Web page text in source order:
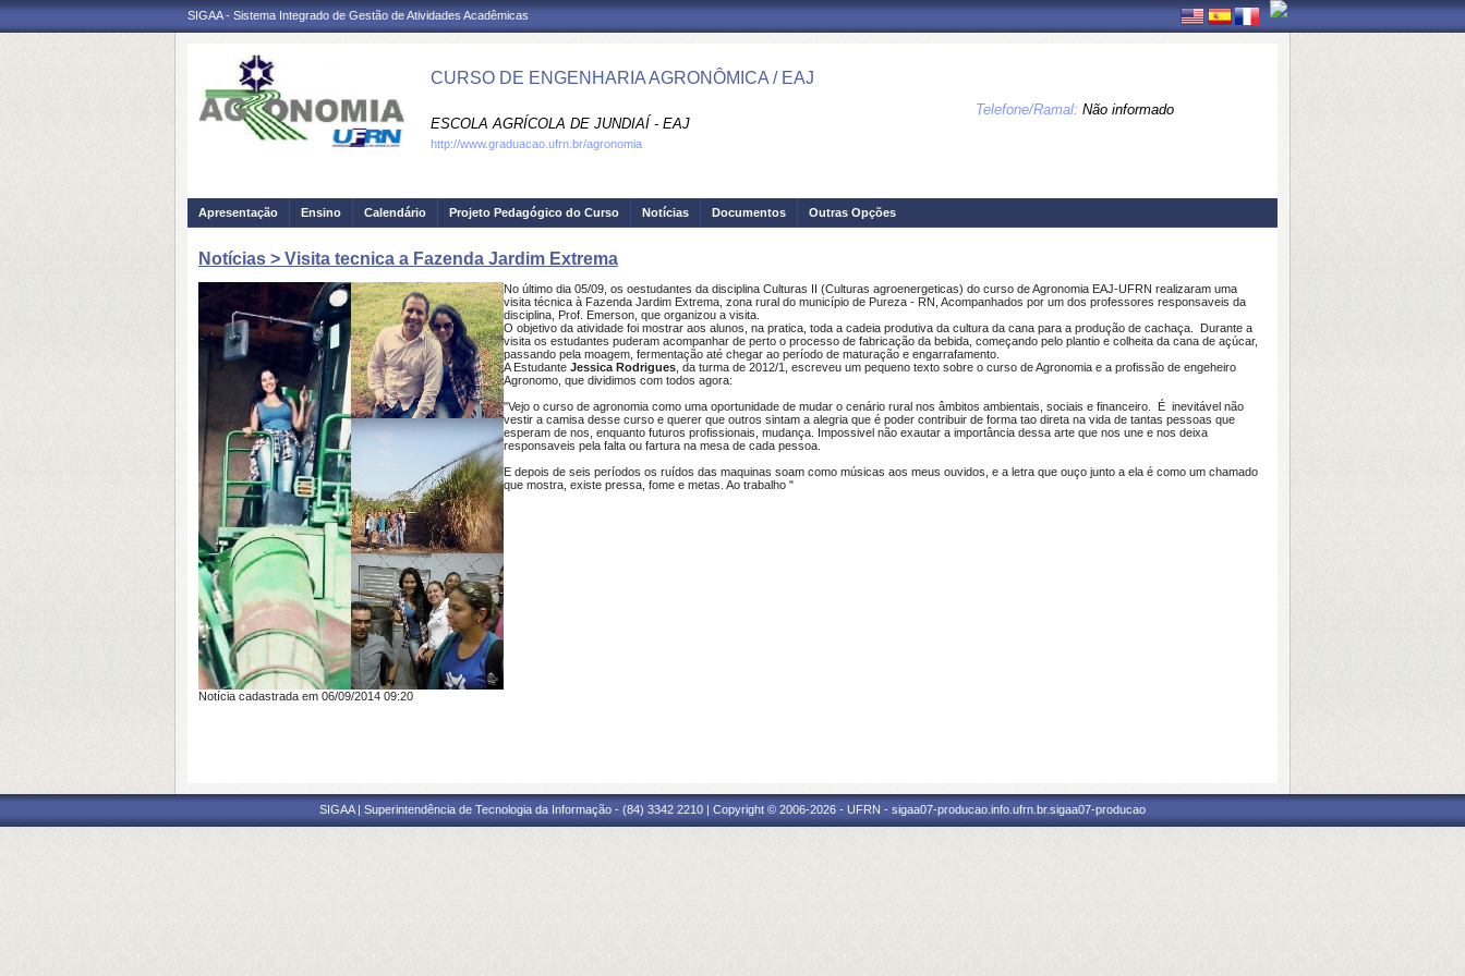
SIGAA - Sistema Integrado de Gestão de Atividades Acadêmicas
CURSO DE ENGENHARIA AGRONÔMICA / EAJ
ESCOLA AGRÍCOLA DE JUNDIAÍ - EAJ
Telefone/Ramal: Não informado
http://www.graduacao.ufrn.br/agronomia
Apresentação Ensino Calendário Projeto Pedagógico do Curso Notícias Documentos Outras Opções
Notícias > Visita tecnica a Fazenda Jardim Extrema
No último dia 05/09, os oestudantes da disciplina Culturas II (Culturas agroenergeticas) do curso de Agronomia EAJ-UFRN realizaram uma
visita técnica à Fazenda Jardim Extrema, zona rural do município de Pureza - RN, Acompanhados por um dos professores responsaveis da
disciplina, Prof. Emerson, que organizou a visita.
O objetivo da atividade foi mostrar aos alunos, na pratica, toda a cadeia produtiva da cultura da cana para a produção de cachaça. Durante a
visita os estudantes puderam acompanhar de perto o processo de fabricação da bebida, começando pelo plantio e colheita da cana de açúcar,
passando pela moagem, fermentação até chegar ao período de maturação e engarrafamento.
A Estudante Jessica Rodrigues , da turma de 2012/1, escreveu um pequeno texto sobre o curso de Agronomia e a profissão de engeheiro
Agronomo, que dividimos com todos agora:
"Vejo o curso de agronomia como uma oportunidade de mudar o cenário rural nos âmbitos ambientais, sociais e financeiro. É inevitável não
vestir a camisa desse curso e querer que outros sintam a alegria que é poder contribuir de forma tao direta na vida de tantas pessoas que
esperam de nos, enquanto futuros profissionais, mudança. Impossivel não exautar a importância dessa arte que nos une e nos deixa
responsaveis pela falta ou fartura na mesa de cada pessoa.
E depois de seis períodos os ruídos das maquinas soam como músicas aos meus ouvidos, e a letra que ouço junto a ela é como um chamado
que mostra, existe pressa, fome e metas. Ao trabalho "
Notícia cadastrada em 06/09/2014 09:20
SIGAA | Superintendência de Tecnologia da Informação - (84) 3342 2210 | Copyright © 2006-2026 - UFRN - sigaa07-producao.info.ufrn.br.sigaa07-producao